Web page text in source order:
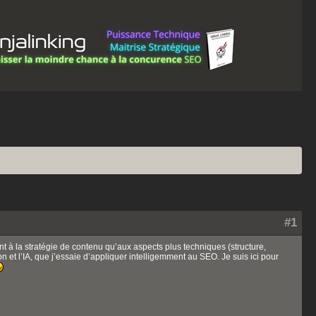
#1
à la stratégie de contenu qu’aux aspects plus techniques (structure,
l’IA, que j’essaie d’appliquer intelligemment au SEO. Je suis ici pour